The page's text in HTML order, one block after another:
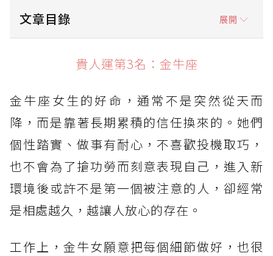
文章目錄 展開
貴人運第1名：天秤座
貴人運第3名：金牛座
金牛座女生的好命，通常不是突然從天而
降，而是靠著長期累積的信任換來的。她們
個性踏實、做事有耐心，不喜歡投機取巧，
也不會為了搶功勞而刻意表現自己，進入新
環境後或許不是第一個被注意的人，卻經常
是相處越久，越讓人放心的存在。
工作上，金牛女願意把每個細節做好，也很